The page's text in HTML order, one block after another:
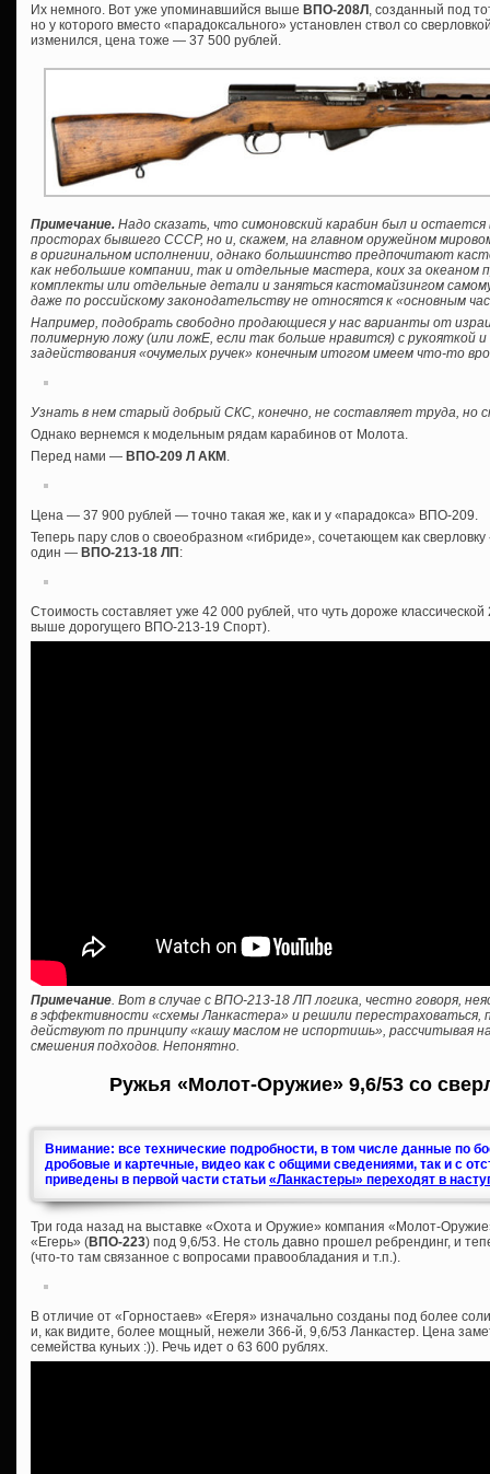
Их немного. Вот уже упоминавшийся выше ВПО-208Л , созданный под
но у которого вместо «парадоксального» установлен ствол со
изменился, цена тоже — 37 500 рублей.
Примечание. Надо сказать, что симоновский карабин был и
просторах бывшего СССР, но и, скажем, на главном оружейном
в оригинальном исполнении, однако большинство предпочитают
как небольшие компании, так и отдельные мастера, коих за океаном
комплекты или отдельные детали и заняться кастомайзингом
даже по российскому законодательству не относятся к «основным
Например, подобрать свободно продающиеся у нас варианты от
полимерную ложу (или ложЕ, если так больше нравится) с рукояткой
задействования «очумелых ручек» конечным итогом имеем что-то
Узнать в нем старый добрый СКС, конечно, не составляет труда, но
Однако вернемся к модельным рядам карабинов от Молота.
Перед нами — ВПО-209 Л АКМ .
Цена — 37 900 рублей — точно такая же, как и у «парадокса» ВПО-209.
Теперь пару слов о своеобразном «гибриде», сочетающем как
один — ВПО-213-18 ЛП :
Стоимость составляет уже 42 000 рублей, что чуть дороже
выше дорогущего ВПО-213-19 Спорт).
Примечание. Вот в случае с ВПО-213-18 ЛП логика, честно говоря,
в эффективности «схемы Ланкастера» и решили перестраховаться,
действуют по принципу «кашу маслом не испортишь», рассчитывая
смешения подходов. Непонятно.
Ружья «Молот-Оружие» 9,6/53 со
Внимание: все технические подробности, в том числе данные по
дробовые и картечные, видео как с общими сведениями, так и с
приведены в первой части статьи «Ланкастеры» переходят в
Три года назад на выставке «Охота и Оружие» компания «Молот-
«Егерь» (ВПО-223) под 9,6/53. Не столь давно прошел ребрендинг, и
(что-то там связанное с вопросами правообладания и т.п.).
В отличие от «Горностаев» «Егеря» изначально созданы под более
и, как видите, более мощный, нежели 366-й, 9,6/53 Ланкастер. Цена
семейства куньих :)). Речь идет о 63 600 рублях.